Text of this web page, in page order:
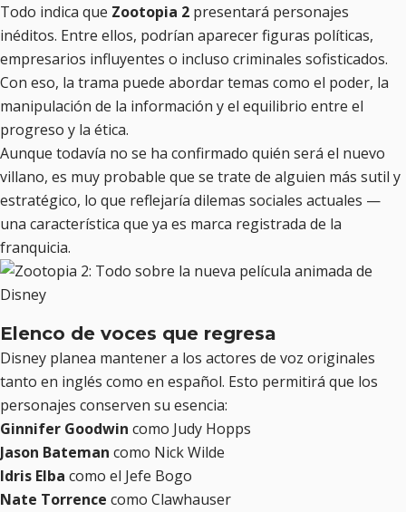
Todo indica que Zootopia 2 presentará personajes
inéditos. Entre ellos, podrían aparecer figuras políticas,
empresarios influyentes o incluso criminales sofisticados.
Con eso, la trama puede abordar temas como el poder, la
manipulación de la información y el equilibrio entre el
progreso y la ética.
Aunque todavía no se ha confirmado quién será el nuevo
villano, es muy probable que se trate de alguien más sutil y
estratégico, lo que reflejaría dilemas sociales actuales —
una característica que ya es marca registrada de la
franquicia.
Elenco de voces que regresa
Disney planea mantener a los actores de voz originales
tanto en inglés como en español. Esto permitirá que los
personajes conserven su esencia:
Ginnifer Goodwin como Judy Hopps
Jason Bateman como Nick Wilde
Idris Elba como el Jefe Bogo
Nate Torrence como Clawhauser